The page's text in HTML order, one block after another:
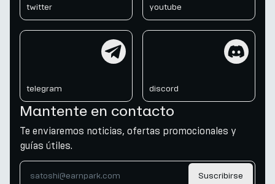
twitter youtube
telegram discord
Mantente en contacto
Te enviaremos noticias, ofertas promocionales y
guías útiles.
Suscribirse